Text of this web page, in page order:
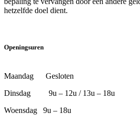
hetzelfde doel dient.
Openingsuren
Maandag Gesloten
Dinsdag 9u – 12u / 13u – 18u
Woensdag 9u – 18u